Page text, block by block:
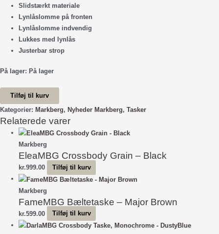
Slidstærkt materiale
Lynlåslomme på fronten
Lynlåslomme indvendig
Lukkes med lynlås
Justerbar strop
På lager: På lager
FameMBG
Bæltetaske
Olive
Tilføj til kurv
Kategorier: Markberg, Nyheder Markberg, Tasker
Relaterede varer
Markberg
EleaMBG Crossbody Grain – Black
kr.999.00 Tilføj til kurv
Markberg
FameMBG Bæltetaske – Major Brown
kr.599.00 Tilføj til kurv